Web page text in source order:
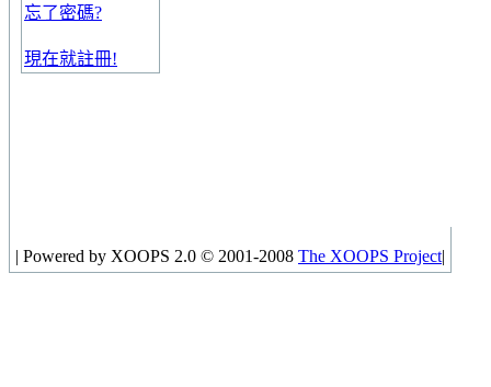
忘了密碼?
現在就註冊!
| Powered by XOOPS 2.0 © 2001-2008 The XOOPS Project|